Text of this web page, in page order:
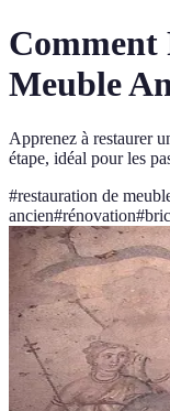
Comment
Meuble
Apprenez à restaurer
étape, idéal pour les
#restauration de
ancien#rénovation#